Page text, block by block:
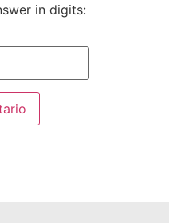
in digits: